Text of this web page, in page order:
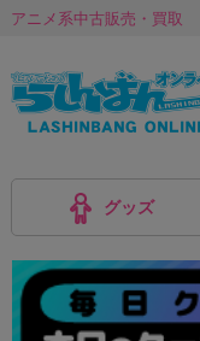
アニメ系中古販売・買取
グッズ